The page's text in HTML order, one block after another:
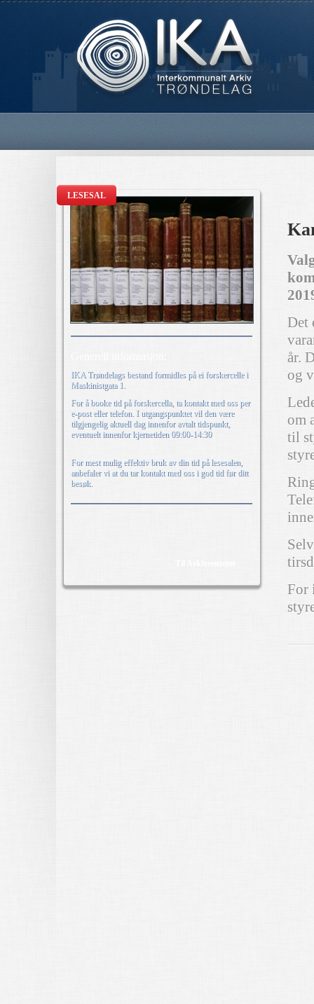
LESESAL
IKA Trøndelags bestand formidles på ei forskercelle i
Maskinistgata 1.
For å booke tid på forskercella, ta kontakt med oss per
e-post eller telefon. I utgangspunktet vil den være
tilgjengelig aktuell dag innenfor avtalt tidspunkt,
eventuelt innenfor kjernetiden 09:00-14:30
For mest mulig effektiv bruk av din tid på lesesalen,
anbefaler vi at du tar kontakt med oss i god tid før ditt
besøk.
Det
år.
og
om
til
For